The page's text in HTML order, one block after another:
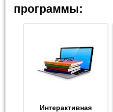
программы:
Интерактивная